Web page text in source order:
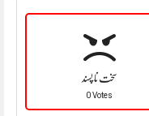
سخت نا پسند
0 Votes